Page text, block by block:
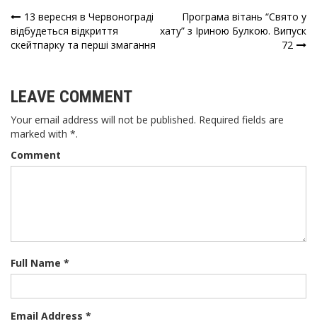
Навігація
записів
13 вересня в Червонограді
відбудеться відкриття
скейтпарку та перші змагання
Програма вітань “Свято у
хату” з Іриною Булкою. Випуск
72
LEAVE COMMENT
Your email address will not be published. Required fields are
marked with *.
Comment
Full Name *
Email Address *